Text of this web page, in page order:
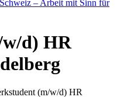
– Arbeit mit Sinn für
d) HR
(m/w/d) HR